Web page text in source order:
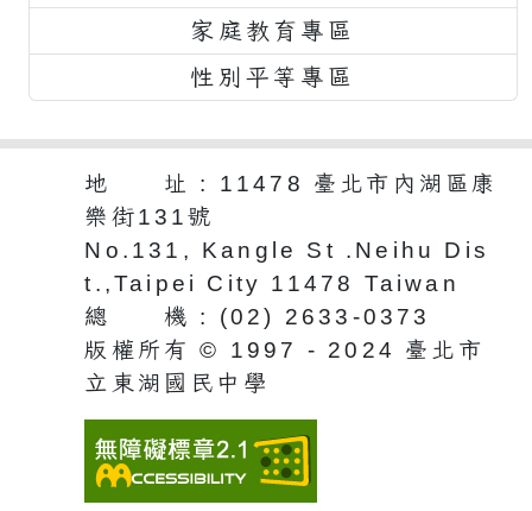
家庭教育專區
性別平等專區
地 址 : 11478 臺北市內湖區康
樂街131號
No.131, Kangle St .Neihu Dis
t.,Taipei City 11478 Taiwan
總 機 : (02) 2633-0373
版權所有 © 1997 - 2024 臺北市
立東湖國民中學